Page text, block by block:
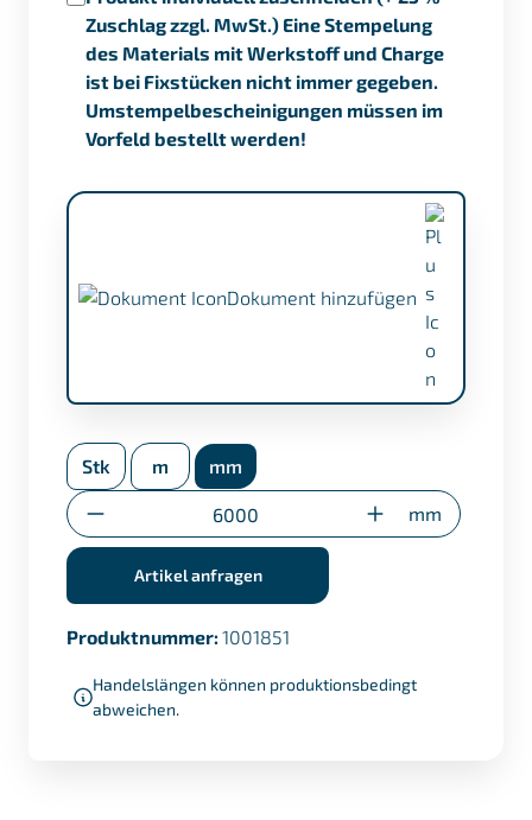
Zuschlag zzgl. MwSt.) Eine Stempelung
des Materials mit Werkstoff und Charge
ist bei Fixstücken nicht immer gegeben.
Umstempelbescheinigungen müssen im
Vorfeld bestellt werden!
Dokument hinzufügen
Umstempelbescheinigung (nur bei
Stk m
mm
Anzahl
mm
Artikel anfragen
Produktnummer: 1001851
Handelslängen können produktionsbedingt
abweichen.